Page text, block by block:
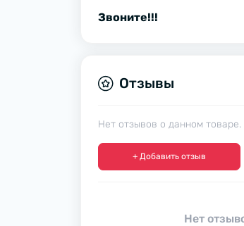
Звоните!!!
Отзывы
Нет отзывов о данном товаре.
+ Добавить отзыв
Нет